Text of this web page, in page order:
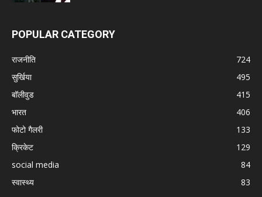
POPULAR CATEGORY
राजनीति
724
सुर्खिया
495
बॉलीवुड
415
भारत
406
फोटो गैलरी
133
क्रिकेट
129
social media
84
स्वास्थ्य
83